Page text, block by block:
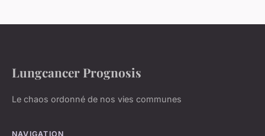
Lungcancer Prognosis
Le chaos ordonné de nos vies communes
NAVIGATION